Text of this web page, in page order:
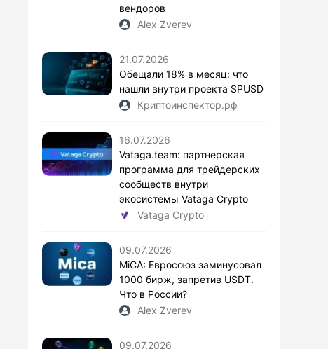
вендоров
Alex Zverev
21.07.2026
Обещали 18% в месяц: что
нашли внутри проекта SPUSD
Криптоинспектор.рф
16.07.2026
Vataga.team: партнерская
программа для трейдерских
сообществ внутри
экосистемы Vataga Crypto
Vataga Crypto
09.07.2026
MiCA: Евросоюз заминусовал
1000 бирж, запретив USDT.
Что в России?
Alex Zverev
09.07.2026